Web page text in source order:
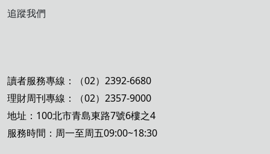
追蹤我們
讀者服務專線：（02）2392-6680
理財周刊專線：（02）2357-9000
地址：100北市青島東路7號6樓之4
服務時間：周一至周五09:00~18:30